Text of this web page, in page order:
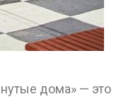
дома» — это